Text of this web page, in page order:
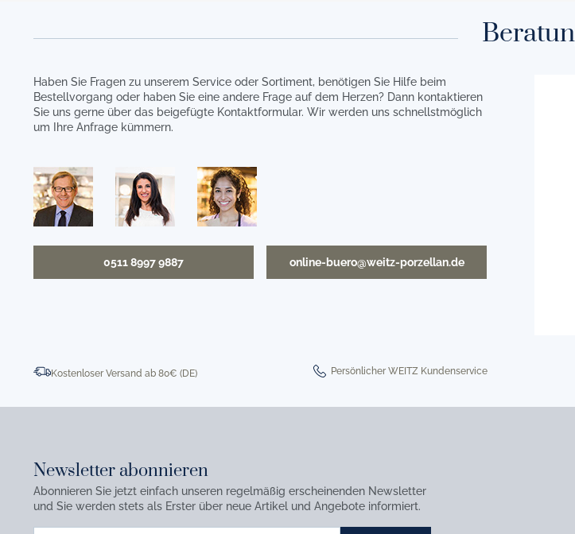
Haben Sie Fragen zu unserem Service oder Sortiment, benötigen Sie Hilfe beim
Bestellvorgang oder haben Sie eine andere Frage auf dem Herzen? Dann kontaktieren
Sie uns gerne über das beigefügte Kontaktformular. Wir werden uns schnellstmöglich
um Ihre Anfrage kümmern.
0511 8997 9887 online-buero@weitz-porzellan.de
Kostenloser Versand ab 80€ (DE) Persönlicher WEITZ Kundenservice
Newsletter abonnieren
Abonnieren Sie jetzt einfach unseren regelmäßig erscheinenden Newsletter
und Sie werden stets als Erster über neue Artikel und Angebote informiert.